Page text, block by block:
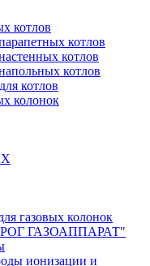
котлов
котлов
котлов
котлов
котлов
колонок
газовых колонок
ГАЗОАППАРАТ"
ионизации и